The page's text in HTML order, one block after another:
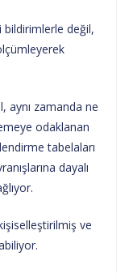
bildirimlerle değil,
aynı zamanda ne
odaklanan
tabelaları
dayalı
ve